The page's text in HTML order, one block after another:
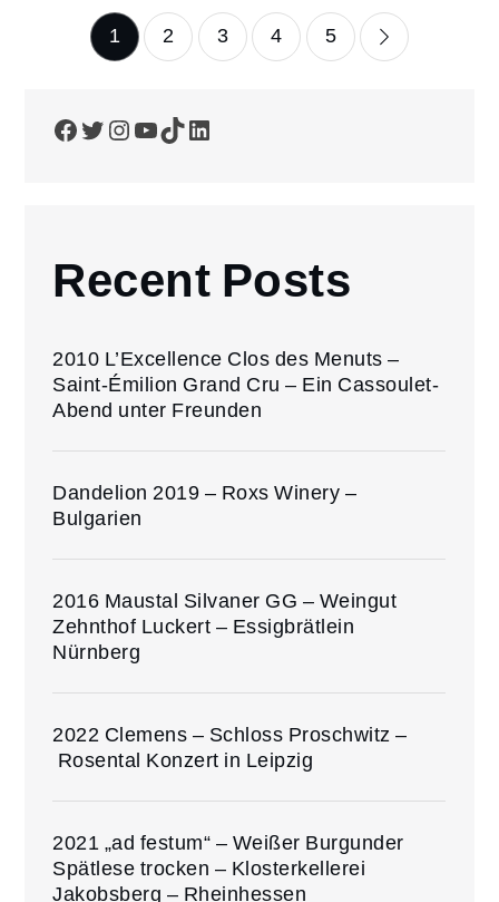
Beiträge
1 2 3 4 5
Facebook
Twitter
Instagram
YouTube
TikTokLinkedIn
Recent Posts
2010 L’Excellence Clos des Menuts –
Saint-Émilion Grand Cru – Ein Cassoulet-
Abend unter Freunden
Dandelion 2019 – Roxs Winery –
Bulgarien
2016 Maustal Silvaner GG – Weingut
Zehnthof Luckert – Essigbrätlein
Nürnberg
2022 Clemens – Schloss Proschwitz –
Rosental Konzert in Leipzig
2021 „ad festum“ – Weißer Burgunder
Spätlese trocken – Klosterkellerei
Jakobsberg – Rheinhessen